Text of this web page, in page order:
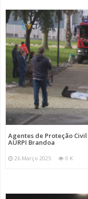
Agentes de Proteção
AURPI Brandoa
26 Março 2025 0 K